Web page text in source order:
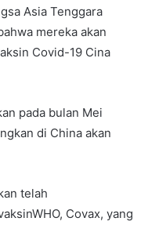
Asia Tenggara
mereka akan
Covid-19 Cina
pada bulan Mei
di China akan
telah
Covax, yang